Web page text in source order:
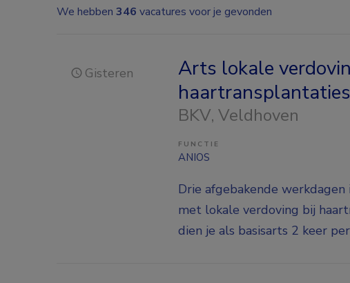
We hebben 346 vacatures voor je gevonden
Gisteren
Arts lokale
BKV, Veldhoven
FUNCTIE
ANIOS
Drie afgebakende
met lokale verdoving bij
dien je als basisarts 2 keer